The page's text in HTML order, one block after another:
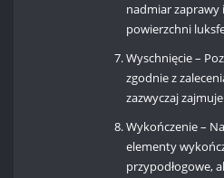
nadmiar zaprawy
powierzchni
Wyschnięcie –
zgodnie z
zazwyczaj
Wykończenie –
elementy
przypodłogowe,